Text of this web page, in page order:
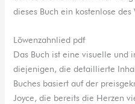
dieses Buch ein kostenlose
Löwenzahnlied pdf
Das Buch ist eine visuelle und
diejenigen, die detaillierte
Buches basiert auf der
Joyce, die bereits die Herzen